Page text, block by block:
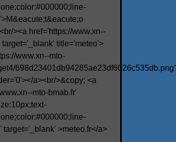
><a href='https://www.xn--
target='_blank' title='meteo'>
www.xn--mto-
a><br/>&copy; <a
mto-bmab.fr'
target='_blank' >meteo.fr</a>